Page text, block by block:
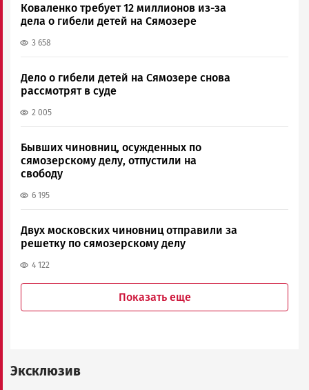
Коваленко требует 12 миллионов из-за
дела о гибели детей на Сямозере
3 658
Дело о гибели детей на Сямозере снова
рассмотрят в суде
2 005
Бывших чиновниц, осужденных по
сямозерскому делу, отпустили на
свободу
6 195
Двух московских чиновниц отправили за
решетку по сямозерскому делу
4 122
Показать еще
Эксклюзив